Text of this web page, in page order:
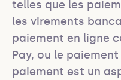
telles que les
les virements
paiement en ligne
Pay, ou le
paiement est un